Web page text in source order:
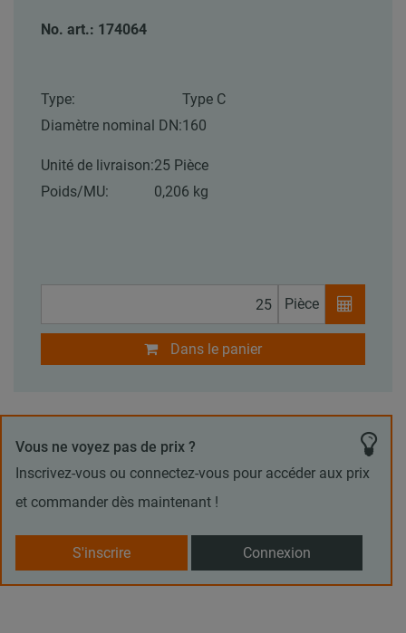
No. art.: 174064
Type:
Type C
Diamètre nominal DN:160
Unité de livraison:25 Pièce
Poids/MU:
0,206 kg
Pièce
Dans le panier
Vous ne voyez pas de prix ?
Inscrivez-vous ou connectez-vous pour accéder aux prix
et commander dès maintenant !
S'inscrire Connexion